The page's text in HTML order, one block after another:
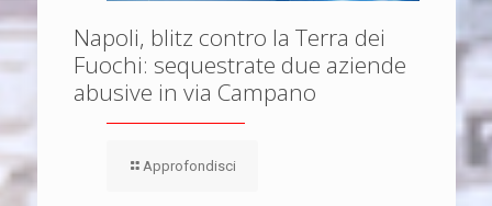
Napoli, blitz contro la Terra dei
Fuochi: sequestrate due aziende
abusive in via Campano
Approfondisci